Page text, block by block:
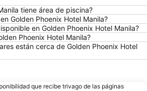
tiene área de piscina?
Golden Phoenix Hotel Manila?
en Golden Phoenix Hotel Manila?
Phoenix Hotel Manila?
están cerca de Golden Phoenix Hotel
que recibe trivago de las páginas